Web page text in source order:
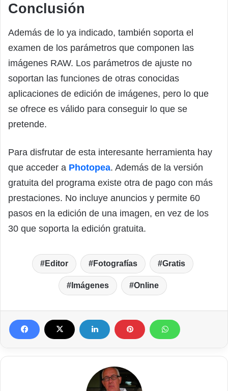
Conclusión
Además de lo ya indicado, también soporta el
examen de los parámetros que componen las
imágenes RAW. Los parámetros de ajuste no
soportan las funciones de otras conocidas
aplicaciones de edición de imágenes, pero lo que
se ofrece es válido para conseguir lo que se
pretende.
Para disfrutar de esta interesante herramienta hay
que acceder a Photopea. Además de la versión
gratuita del programa existe otra de pago con más
prestaciones. No incluye anuncios y permite 60
pasos en la edición de una imagen, en vez de los
30 que soporta la edición gratuita.
Editor Fotografías Gratis
Imágenes Online